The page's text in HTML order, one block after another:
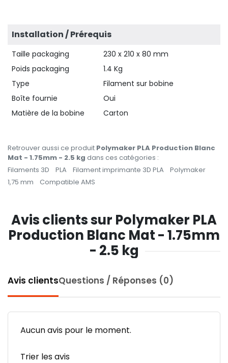
Installation / Prérequis
Taille packaging
230 x 210 x 80 mm
Poids packaging
1.4 Kg
Type
Filament sur bobine
Boîte fournie
Oui
Matière de la bobine
Carton
Retrouver aussi ce produit Polymaker PLA Production Blanc
Mat - 1.75mm - 2.5 kg dans ces catégories :
Filaments 3D
PLA Filament imprimante 3D PLA
Polymaker
1,75 mm
Compatible AMS
Avis clients sur Polymaker PLA
Production Blanc Mat - 1.75mm
- 2.5 kg
Avis clientsQuestions / Réponses (0)
Aucun avis pour le moment.
Trier les avis